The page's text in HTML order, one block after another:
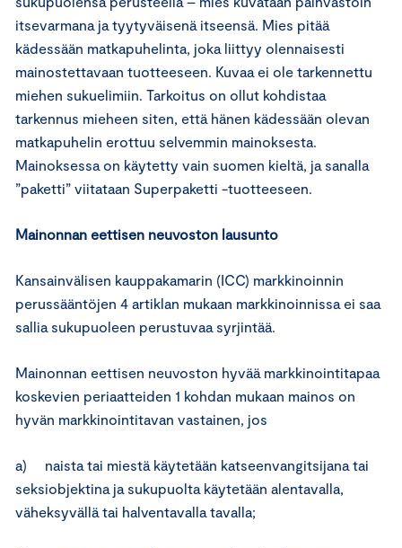
itsevarmana ja tyytyväisenä itseensä. Mies pitää
kädessään matkapuhelinta, joka liittyy olennaisesti
mainostettavaan tuotteeseen. Kuvaa ei ole tarkennettu
miehen sukuelimiin. Tarkoitus on ollut kohdistaa
tarkennus mieheen siten, että hänen kädessään olevan
matkapuhelin erottuu selvemmin mainoksesta.
Mainoksessa on käytetty vain suomen kieltä, ja sanalla
”paketti” viitataan Superpaketti -tuotteeseen.
Mainonnan eettisen neuvoston lausunto
Kansainvälisen kauppakamarin (ICC) markkinoinnin
perussääntöjen 4 artiklan mukaan markkinoinnissa ei saa
sallia sukupuoleen perustuvaa syrjintää.
Mainonnan eettisen neuvoston hyvää markkinointitapaa
koskevien periaatteiden 1 kohdan mukaan mainos on
hyvän markkinointitavan vastainen, jos
a) naista tai miestä käytetään katseenvangitsijana tai
seksiobjektina ja sukupuolta käytetään alentavalla,
väheksyvällä tai halventavalla tavalla;